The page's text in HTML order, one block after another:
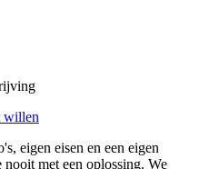
willen
eigen eisen en een eigen
met een oplossing. We